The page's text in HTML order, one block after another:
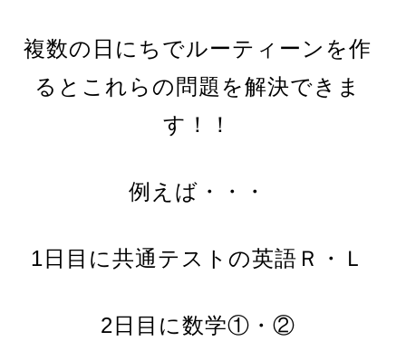
複数の日にちでルーティーンを作
るとこれらの問題を解決できま
す！！
例えば・・・
1日目に共通テストの英語Ｒ・Ｌ
2日目に数学①・②